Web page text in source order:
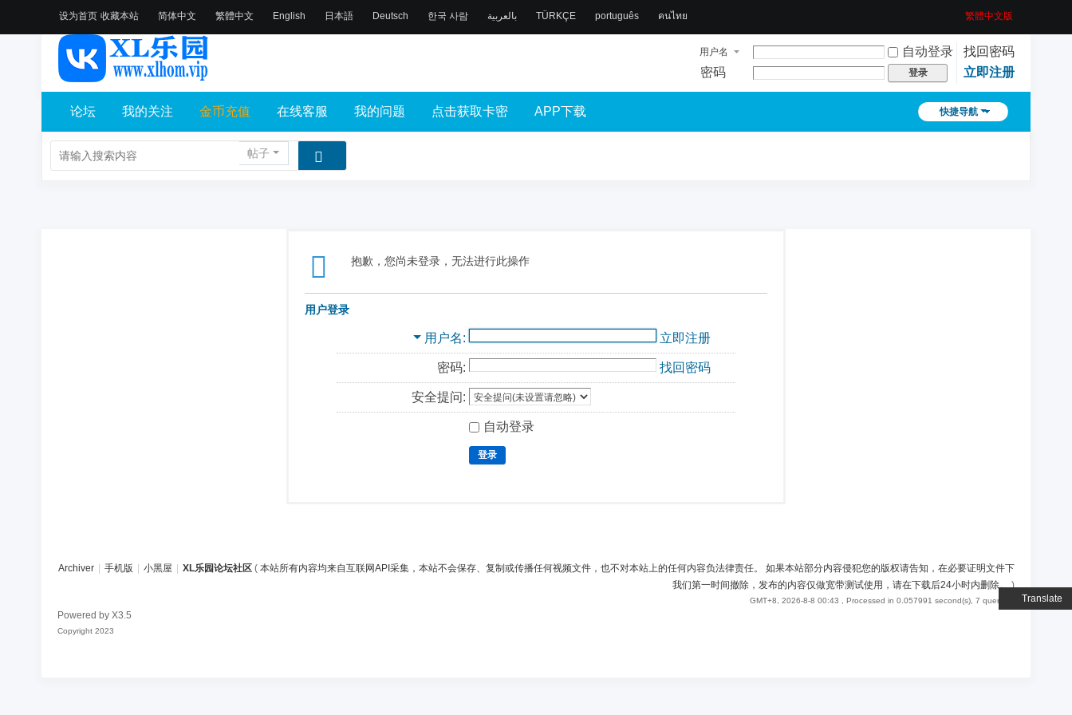
设为首页 收藏本站
Translate
简体中文 繁體中文 English 日本語 Deutsch 한국 사람 بالعربية TÜRKÇE português คนไทย 繁體中文版
用户名 自动登录
找回密码
密码
登录 立即注册
快捷导航
论坛 我的关注 金币充值 在线客服 我的问题 点击获取卡密 APP下载
帖子
抱歉，您尚未登录，无法进行此操作
用户登录
用户名 立即注册
密码: 找回密码
安全提问:
自动登录
登录
Archiver 手机版 小黑屋 XL乐园论坛社区 ( 本站所有内容均来自互联网API采集，本站不会保存、复制或传播任何视频文件，也不对本站上的任何内容负法律责任。 如果本站部分内容侵犯您的版权请告知，在必要证明文件下
我们第一时间撤除，发布的内容仅做宽带测试使用，请在下载后24小时内删除。)
GMT+8, 2026-8-8 00:43 , Processed in 0.057991 second(s), 7 queries .
Powered by X3.5
Copyright 2023